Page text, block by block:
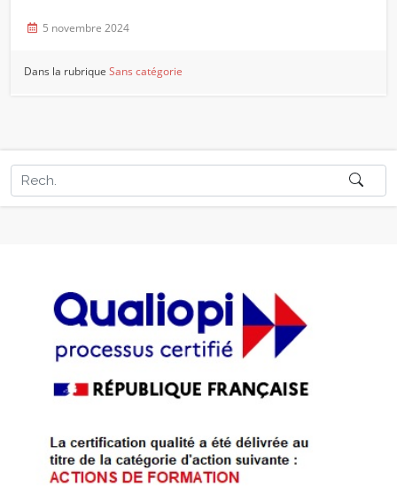
5 novembre 2024
Dans la rubriqueSans catégorie